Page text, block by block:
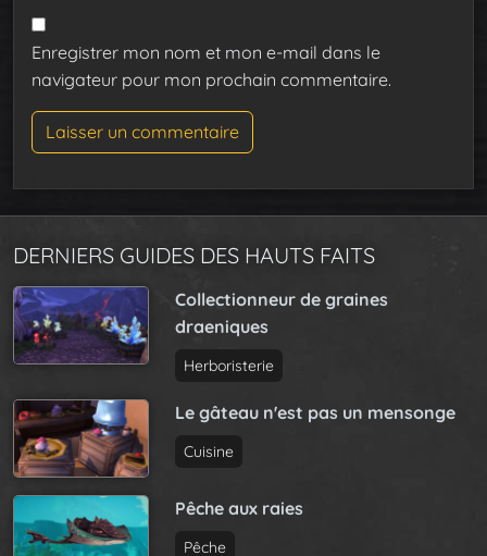
Enregistrer mon nom et mon e-mail dans le
navigateur pour mon prochain commentaire.
DERNIERS GUIDES DES HAUTS FAITS
Collectionneur de graines
draeniques
Herboristerie
Le gâteau n'est pas un mensonge
Cuisine
Pêche aux raies
Pêche